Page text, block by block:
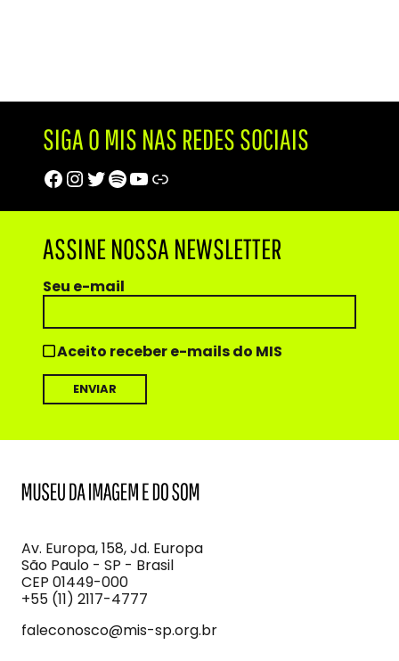
SIGA O MIS NAS REDES SOCIAIS
Facebook
Instagram
Twitter
Spotify
Youtube
Trip Advisor
ASSINE NOSSA NEWSLETTER
Seu e-mail
Aceito receber e-mails do MIS
Imagem
e
do
Som
Av. Europa, 158, Jd. Europa
São Paulo - SP - Brasil
CEP 01449-000
+55 (11) 2117-4777
faleconosco@mis-sp.org.br